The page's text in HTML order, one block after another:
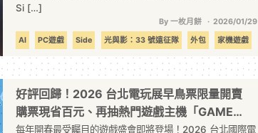
Si […]
By 一枚月餅
2026/01/29
AI
PC遊戲 Side 光與影：33 號遠征隊 外包 家機遊戲
手機遊戲 遊戲開發
好評回歸！2026 台北電玩展早鳥票限量開賣
購票現省百元、再抽熱門遊戲主機「GAME
STAR 遊戲之星」就差你一票 周邊好禮等幸運
每年開春最受矚目的遊戲盛會即將登場！2026 台北國際電